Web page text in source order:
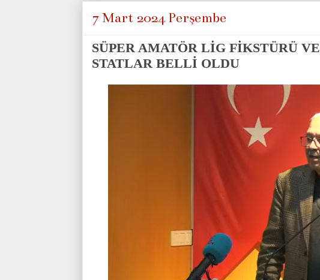
7 Mart 2024 Perşembe
SÜPER AMATÖR LİG FİKSTÜRÜ
STATLAR BELLİ OLDU